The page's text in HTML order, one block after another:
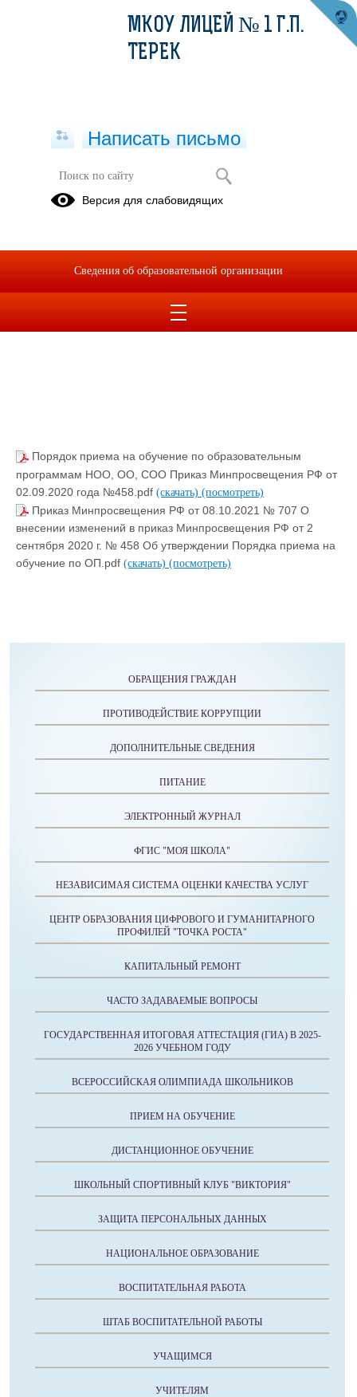
Прием на обучение
Порядок приема на обучение по образовательным
программам НОО, ОО, СОО Приказ Минпросвещения РФ от
02.09.2020 года №458.pdf (скачать) (посмотреть)
Приказ Минпросвещения РФ от 08.10.2021 № 707 О
внесении изменений в приказ Минпросвещения РФ от 2
сентября 2020 г. № 458 Об утверждении Порядка приема на
обучение по ОП.pdf (скачать) (посмотреть)
ОБРАЩЕНИЯ ГРАЖДАН
ПРОТИВОДЕЙСТВИЕ КОРРУПЦИИ
ДОПОЛНИТЕЛЬНЫЕ СВЕДЕНИЯ
ПИТАНИЕ
ЭЛЕКТРОННЫЙ ЖУРНАЛ
ФГИС "МОЯ ШКОЛА"
НЕЗАВИСИМАЯ СИСТЕМА ОЦЕНКИ КАЧЕСТВА УСЛУГ
ЦЕНТР ОБРАЗОВАНИЯ ЦИФРОВОГО И ГУМАНИТАРНОГО
ПРОФИЛЕЙ "ТОЧКА РОСТА"
КАПИТАЛЬНЫЙ РЕМОНТ
ЧАСТО ЗАДАВАЕМЫЕ ВОПРОСЫ
ГОСУДАРСТВЕННАЯ ИТОГОВАЯ АТТЕСТАЦИЯ (ГИА) В 2025-
2026 УЧЕБНОМ ГОДУ
ВСЕРОССИЙСКАЯ ОЛИМПИАДА ШКОЛЬНИКОВ
ПРИЕМ НА ОБУЧЕНИЕ
ДИСТАНЦИОННОЕ ОБУЧЕНИЕ
ШКОЛЬНЫЙ СПОРТИВНЫЙ КЛУБ "ВИКТОРИЯ"
ЗАЩИТА ПЕРСОНАЛЬНЫХ ДАННЫХ
НАЦИОНАЛЬНОЕ ОБРАЗОВАНИЕ
ВОСПИТАТЕЛЬНАЯ РАБОТА
ШТАБ ВОСПИТАТЕЛЬНОЙ РАБОТЫ
УЧАЩИМСЯ
УЧИТЕЛЯМ
МКОУ ЛИЦЕЙ № 1 Г.П.
ТЕРЕК
Написать письмо
Версия для слабовидящих
Сведения об образовательной организации